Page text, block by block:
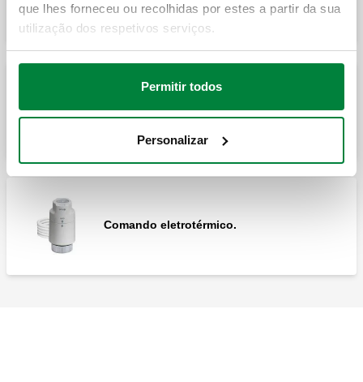
que lhes forneceu ou recolhidas por estes a partir da sua
utilização dos respetivos serviços.
Permitir todos
Personalizar
Adaptador para acoplamento dos
às válvulas série 338, 339, 401, 402, 425,
Comando eletrotérmico.